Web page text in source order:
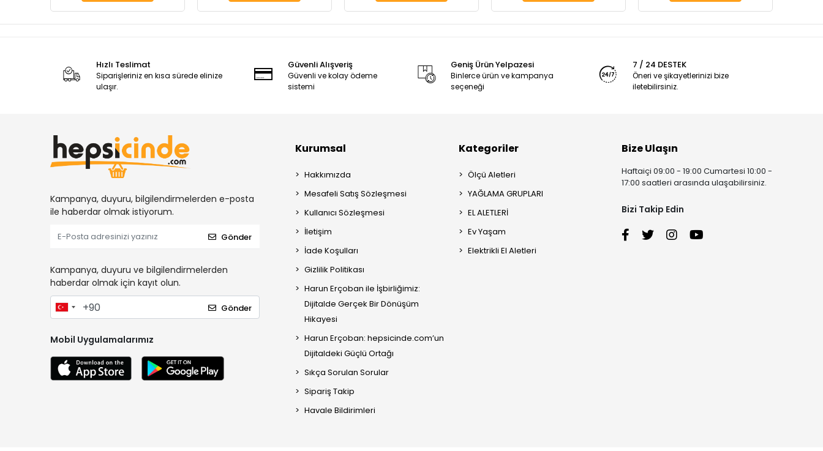
Hızlı Teslimat
Siparişleriniz en kısa sürede elinize
ulaşır.
Güvenli Alışveriş
Güvenli ve kolay ödeme
sistemi
Geniş Ürün Yelpazesi
Binlerce ürün ve kampanya
seçeneği
7 / 24 DESTEK
Öneri ve şikayetlerinizi bize
iletebilirsiniz.
Kampanya, duyuru, bilgilendirmelerden e-posta
ile haberdar olmak istiyorum.
Gönder
Kampanya, duyuru ve bilgilendirmelerden
haberdar olmak için kayıt olun.
Gönder
Mobil Uygulamalarımız
Kurumsal
Hakkımızda
Mesafeli Satış Sözleşmesi
Kullanıcı Sözleşmesi
İletişim
İade Koşulları
Gizlilik Politikası
Harun Erçoban ile İşbirliğimiz:
Dijitalde Gerçek Bir Dönüşüm
Hikayesi
Harun Erçoban: hepsicinde.com’un
Dijitaldeki Güçlü Ortağı
Sıkça Sorulan Sorular
Sipariş Takip
Havale Bildirimleri
Kategoriler
Ölçü Aletleri
YAĞLAMA GRUPLARI
EL ALETLERİ
Ev Yaşam
Elektrikli El Aletleri
Bize Ulaşın
Haftaiçi 09:00 - 19:00 Cumartesi 10:00 -
17:00 saatleri arasında ulaşabilirsiniz.
Bizi Takip Edin